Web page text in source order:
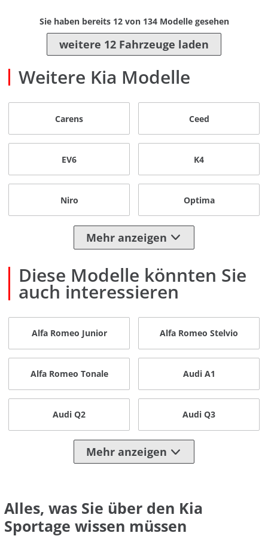
Sie haben bereits 12von 134Modelle gesehen
weitere 12 Fahrzeuge laden
Weitere Kia Modelle
Carens Ceed
EV6 K4
Niro Optima
Mehr anzeigen
Diese Modelle könnten Sie
auch interessieren
Alfa Romeo Junior Alfa Romeo Stelvio
Alfa Romeo Tonale Audi A1
Audi Q2 Audi Q3
Mehr anzeigen
Alles, was Sie über den Kia
Sportage wissen müssen